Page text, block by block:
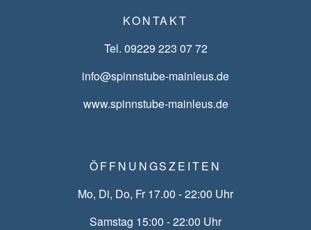
KONTAKT
Tel. 09229 223 07 72
info@spinnstube-mainleus.de
www.spinnstube-mainleus.de
ÖFFNUNGSZEITEN
Mo, Di, Do, Fr 17.00 - 22:00 Uhr
Samstag 15:00 - 22:00 Uhr